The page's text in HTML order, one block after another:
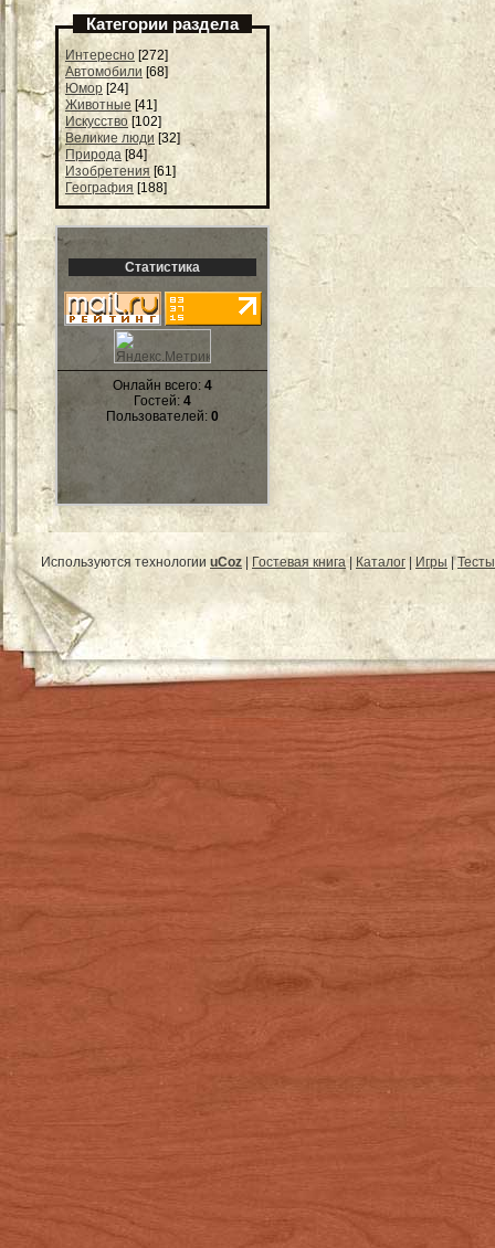
Категории раздела
Интересно [272]
Автомобили [68]
Юмор [24]
Животные [41]
Искусство [102]
Великие люди [32]
Природа [84]
Изобретения [61]
География [188]
Статистика
Онлайн всего: 4
Гостей: 4
Пользователей: 0
Используются технологии uCoz | Гостевая книга | Каталог | Игры |Тесты